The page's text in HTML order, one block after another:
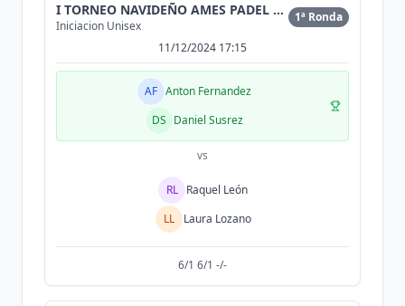
I TORNEO NAVIDEÑO AMES PADEL CENTER
Iniciacion Unisex
1ª Ronda
11/12/2024 17:15
AF Anton Fernandez
DS Daniel Susrez
vs
RL
Raquel León
LL
Laura Lozano
6/1 6/1 -/-